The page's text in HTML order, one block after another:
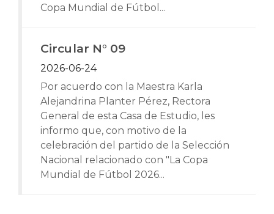
Copa Mundial de Fútbol...
Circular N° 09
2026-06-24
Por acuerdo con la Maestra Karla
Alejandrina Planter Pérez, Rectora
General de esta Casa de Estudio, les
informo que, con motivo de la
celebración del partido de la Selección
Nacional relacionado con "La Copa
Mundial de Fútbol 2026...